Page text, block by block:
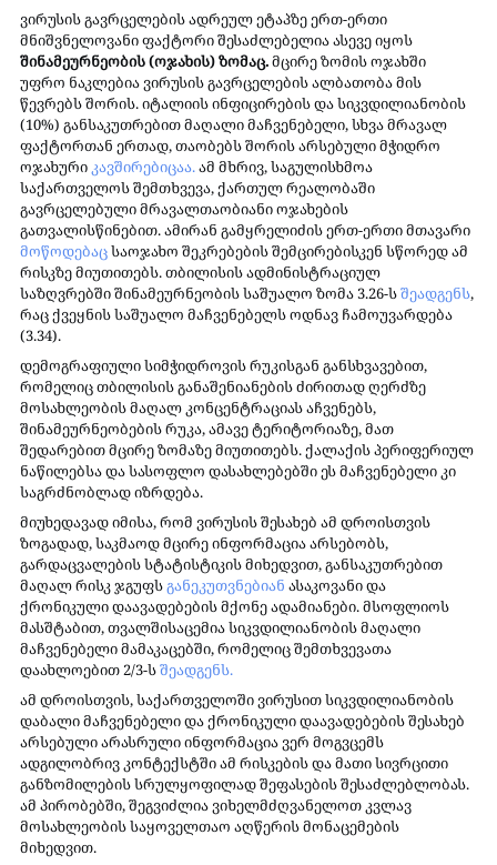
ვირუსის გავრცელების ადრეულ ეტაპზე ერთ-ერთი
მნიშვნელოვანი ფაქტორი შესაძლებელია ასევე იყოს
შინამეურნეობის (ოჯახის) ზომაც. მცირე ზომის ოჯახში
უფრო ნაკლებია ვირუსის გავრცელების ალბათობა მის
წევრებს შორის. იტალიის ინფიცირების და სიკვდილიანობის
(10%) განსაკუთრებით მაღალი მაჩვენებელი, სხვა მრავალ
ფაქტორთან ერთად, თაობებს შორის არსებული მჭიდრო
ოჯახური კავშირებიცაა. ამ მხრივ, საგულისხმოა
საქართველოს შემთხვევა, ქართულ რეალობაში
გავრცელებული მრავალთაობიანი ოჯახების
გათვალისწინებით. ამირან გამყრელიძის ერთ-ერთი მთავარი
მოწოდებაც საოჯახო შეკრებების შემცირებისკენ სწორედ ამ
რისკზე მიუთითებს. თბილისის ადმინისტრაციულ
საზღვრებში შინამეურნეობის საშუალო ზომა 3.26-ს შეადგენს,
რაც ქვეყნის საშუალო მაჩვენებელს ოდნავ ჩამოუვარდება
(3.34).
დემოგრაფიული სიმჭიდროვის რუკისგან განსხვავებით,
რომელიც თბილისის განაშენიანების ძირითად ღერძზე
მოსახლეობის მაღალ კონცენტრაციას აჩვენებს,
შინამეურნეობების რუკა, ამავე ტერიტორიაზე, მათ
შედარებით მცირე ზომაზე მიუთითებს. ქალაქის პერიფერიულ
ნაწილებსა და სასოფლო დასახლებებში ეს მაჩვენებელი კი
საგრძნობლად იზრდება.
მიუხედავად იმისა, რომ ვირუსის შესახებ ამ დროისთვის
ზოგადად, საკმაოდ მცირე ინფორმაცია არსებობს,
გარდაცვალების სტატისტიკის მიხედვით, განსაკუთრებით
მაღალ რისკ ჯგუფს განეკუთვნებიან ასაკოვანი და
ქრონიკული დაავადებების მქონე ადამიანები. მსოფლიოს
მასშტაბით, თვალშისაცემია სიკვდილიანობის მაღალი
მაჩვენებელი მამაკაცებში, რომელიც შემთხვევათა
დაახლოებით 2/3-ს შეადგენს.
ამ დროისთვის, საქართველოში ვირუსით სიკვდილიანობის
დაბალი მაჩვენებელი და ქრონიკული დაავადებების შესახებ
არსებული არასრული ინფორმაცია ვერ მოგვცემს
ადგილობრივ კონტექსტში ამ რისკების და მათი სივრცითი
განზომილების სრულყოფილად შეფასების შესაძლებლობას.
ამ პირობებში, შეგვიძლია ვიხელმძღვანელოთ კვლავ
მოსახლეობის საყოველთაო აღწერის მონაცემების
მიხედვით.